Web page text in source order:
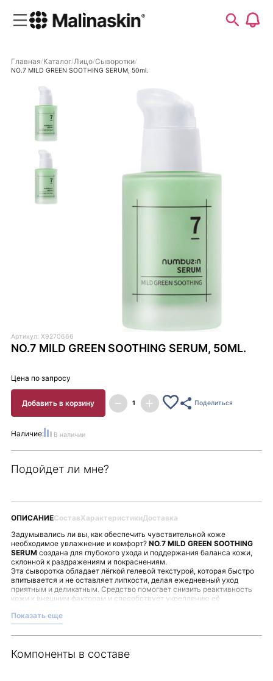
Главная Каталог Лицо Сыворотки
NO.7 MILD GREEN SOOTHING SERUM, 50ml.
Артикул: X9270666
NO.7 MILD GREEN SOOTHING SERUM, 50ML.
Цена по запросу
Добавить в корзину Поделиться
Наличие: В наличии
Подойдет ли мне?
ОПИСАНИЕСоставХарактеристикиДоставка
Задумывались ли вы, как обеспечить чувствительной коже
необходимое увлажнение и комфорт? NO.7 MILD GREEN SOOTHING
SERUMсоздана для глубокого ухода и поддержания баланса кожи,
склонной к раздражениям и покраснениям.
Эта сыворотка обладает лёгкой гелевой текстурой, которая быстро
впитывается и не оставляет липкости, делая ежедневный уход
приятным и деликатным. Средство помогает снизить реактивность
кожи к внешним факторам и способствует укреплению её
ощущение свежести после каждого применения.
Простой сценарий использования:
— нанесите сыворотку на очищенную и тонизированную кожу лица;
увлажнения.
Показать еще
Компоненты в составе